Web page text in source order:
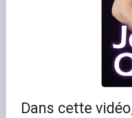
Dans cette